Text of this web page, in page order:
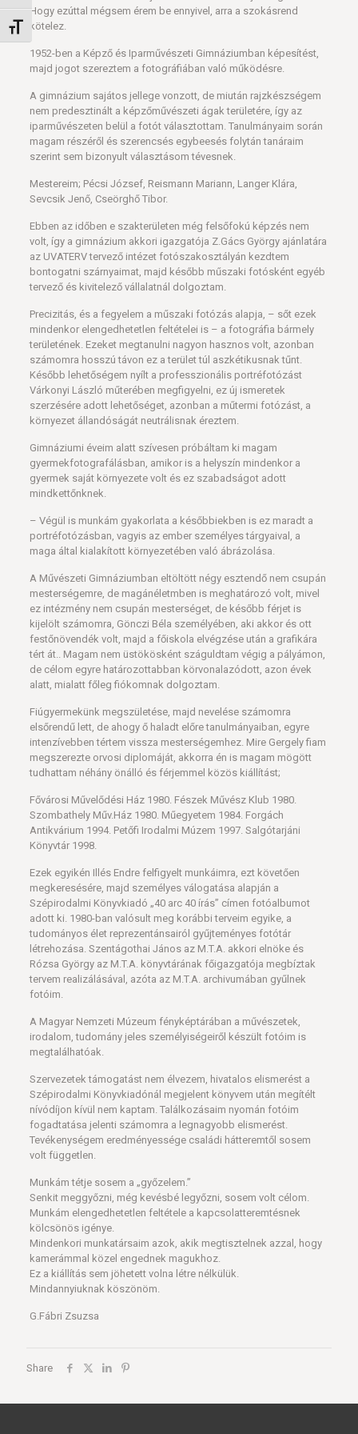
Betűméret váltása
Hogy ezúttal mégsem érem be ennyivel, arra a szokásrend
kötelez.
1952-ben a Képző és Iparművészeti Gimnáziumban képesítést,
majd jogot szereztem a fotográfiában való működésre.
A gimnázium sajátos jellege vonzott, de miután rajzkészségem
nem predesztinált a képzőművészeti ágak területére, így az
iparművészeten belül a fotót választottam. Tanulmányaim során
magam részéről és szerencsés egybeesés folytán tanáraim
szerint sem bizonyult választásom tévesnek.
Mestereim; Pécsi József, Reismann Mariann, Langer Klára,
Sevcsik Jenő, Cseörghő Tibor.
Ebben az időben e szakterületen még felsőfokú képzés nem
volt, így a gimnázium akkori igazgatója Z.Gács György ajánlatára
az UVATERV tervező intézet fotószakosztályán kezdtem
bontogatni szárnyaimat, majd később műszaki fotósként egyéb
tervező és kivitelező vállalatnál dolgoztam.
Precizitás, és a fegyelem a műszaki fotózás alapja, – sőt ezek
mindenkor elengedhetetlen feltételei is – a fotográfia bármely
területének. Ezeket megtanulni nagyon hasznos volt, azonban
számomra hosszú távon ez a terület túl aszkétikusnak tűnt.
Később lehetőségem nyílt a professzionális portréfotózást
Várkonyi László műterében megfigyelni, ez új ismeretek
szerzésére adott lehetőséget, azonban a műtermi fotózást, a
környezet állandóságát neutrálisnak éreztem.
Gimnáziumi éveim alatt szívesen próbáltam ki magam
gyermekfotografálásban, amikor is a helyszín mindenkor a
gyermek saját környezete volt és ez szabadságot adott
mindkettőnknek.
– Végül is munkám gyakorlata a későbbiekben is ez maradt a
portréfotózásban, vagyis az ember személyes tárgyaival, a
maga által kialakított környezetében való ábrázolása.
A Művészeti Gimnáziumban eltöltött négy esztendő nem csupán
mesterségemre, de magánéletmben is meghatározó volt, mivel
ez intézmény nem csupán mesterséget, de később férjet is
kijelölt számomra, Gönczi Béla személyében, aki akkor és ott
festőnövendék volt, majd a főiskola elvégzése után a grafikára
tért át.. Magam nem üstökösként száguldtam végig a pályámon,
de célom egyre határozottabban körvonalazódott, azon évek
alatt, mialatt főleg fiókomnak dolgoztam.
Fiúgyermekünk megszületése, majd nevelése számomra
elsőrendű lett, de ahogy ő haladt előre tanulmányaiban, egyre
intenzívebben tértem vissza mesterségemhez. Mire Gergely fiam
megszerezte orvosi diplomáját, akkorra én is magam mögött
tudhattam néhány önálló és férjemmel közös kiállítást;
Fővárosi Művelődési Ház 1980. Fészek Művész Klub 1980.
Szombathely Műv.Ház 1980. Műegyetem 1984. Forgách
Antikvárium 1994. Petőfi Irodalmi Múzem 1997. Salgótarjáni
Könyvtár 1998.
Ezek egyikén Illés Endre felfigyelt munkáimra, ezt követően
megkeresésére, majd személyes válogatása alapján a
Szépirodalmi Könyvkiadó „40 arc 40 írás” címen fotóalbumot
adott ki. 1980-ban valósult meg korábbi terveim egyike, a
tudományos élet reprezentánsairól gyűjteményes fotótár
létrehozása. Szentágothai János az M.T.A. akkori elnöke és
Rózsa György az M.T.A. könyvtárának főigazgatója megbíztak
tervem realizálásával, azóta az M.T.A. archivumában gyűlnek
fotóim.
A Magyar Nemzeti Múzeum fényképtárában a művészetek,
irodalom, tudomány jeles személyiségeiről készült fotóim is
megtalálhatóak.
Szervezetek támogatást nem élvezem, hivatalos elismerést a
Szépirodalmi Könyvkiadónál megjelent könyvem után megítélt
nívódíjon kívül nem kaptam. Találkozásaim nyomán fotóim
fogadtatása jelenti számomra a legnagyobb elismerést.
Tevékenységem eredményessége családi hátteremtől sosem
volt független.
Munkám tétje sosem a „győzelem.”
Senkit meggyőzni, még kevésbé legyőzni, sosem volt célom.
Munkám elengedhetetlen feltétele a kapcsolatteremtésnek
kölcsönös igénye.
Mindenkori munkatársaim azok, akik megtisztelnek azzal, hogy
kamerámmal közel engednek magukhoz.
Ez a kiállítás sem jöhetett volna létre nélkülük.
Mindannyiuknak köszönöm.
G.Fábri Zsuzsa
Share